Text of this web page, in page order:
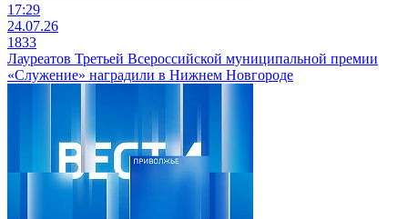
17:29
24.07.26
1833
Лауреатов Третьей Всероссийской муниципальной премии
«Служение» наградили в Нижнем Новгороде